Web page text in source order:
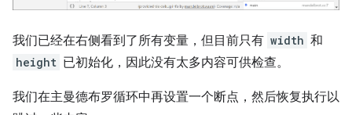
我们已经在右侧看到了所有变量，但目前只有 width 和
height 已初始化，因此没有太多内容可供检查。
我们在主曼德布罗循环中再设置一个断点，然后恢复执行以